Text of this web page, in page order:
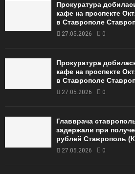
Прокуратура
кафе на проспекте
в Ставрополе
27.05.2026 0
Прокуратура
кафе на проспекте
в Ставрополе
27.05.2026 0
Главврача
задержали при
рублей Ставрополь
27.05.2026 0